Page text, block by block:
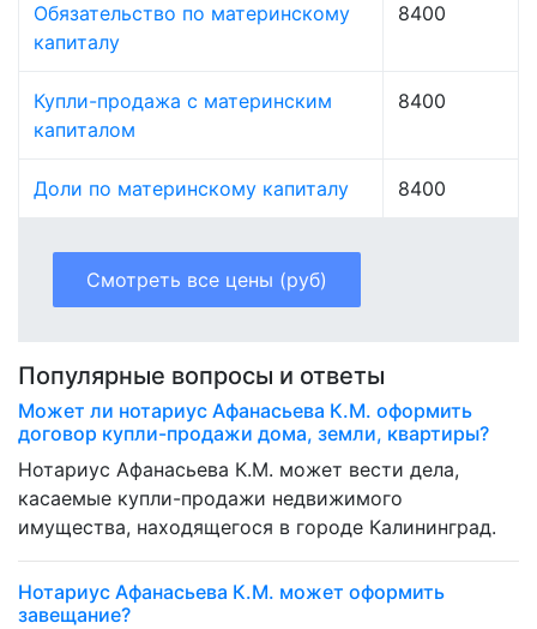
Обязательство по материнскому
капиталу
8400
Купли-продажа с материнским
капиталом
8400
Доли по материнскому капиталу 8400
Смотреть все цены (руб)
Популярные вопросы и ответы
Может ли нотариус Афанасьева К.М. оформить
договор купли-продажи дома, земли, квартиры?
Нотариус Афанасьева К.М. может вести дела,
касаемые купли-продажи недвижимого
имущества, находящегося в городе Калининград.
Нотариус Афанасьева К.М. может оформить
завещание?